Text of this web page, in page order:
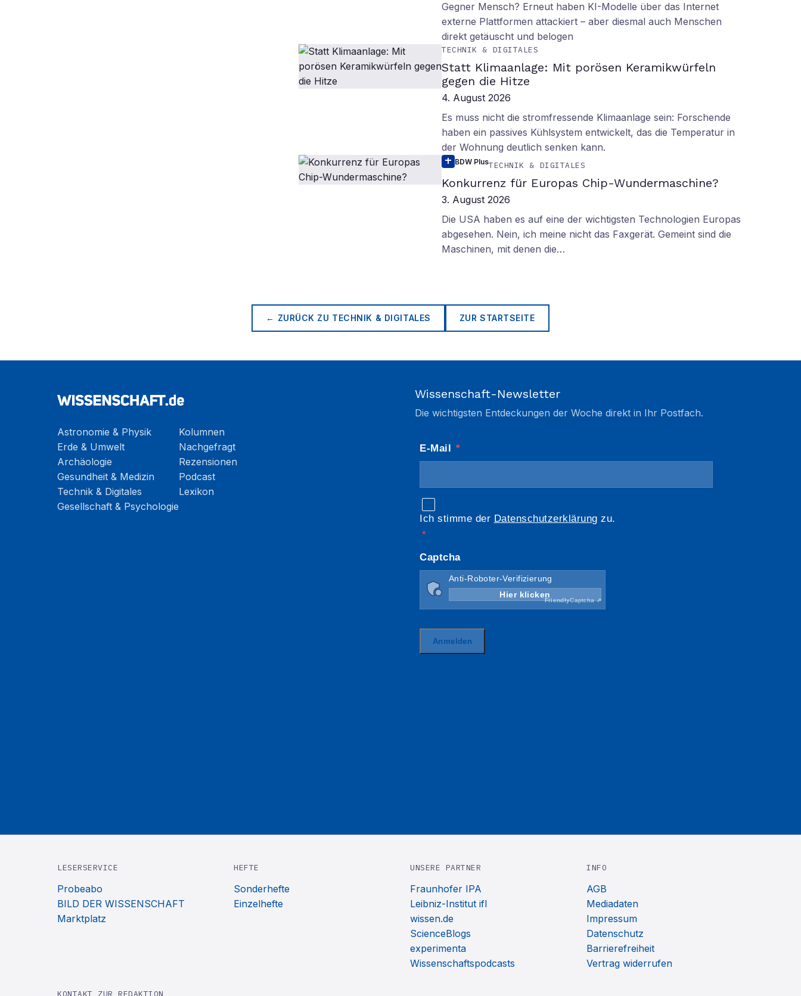
Gegner Mensch? Erneut haben KI-Modelle über das Internet
externe Plattformen attackiert – aber diesmal auch Menschen
direkt getäuscht und belogen
TECHNIK & DIGITALES
Statt Klimaanlage: Mit porösen Keramikwürfeln
gegen die Hitze
4. August 2026
Es muss nicht die stromfressende Klimaanlage sein: Forschende
haben ein passives Kühlsystem entwickelt, das die Temperatur in
der Wohnung deutlich senken kann.
BDW PlusTECHNIK & DIGITALES
Konkurrenz für Europas Chip-Wundermaschine?
3. August 2026
Die USA haben es auf eine der wichtigsten Technologien Europas
abgesehen. Nein, ich meine nicht das Faxgerät. Gemeint sind die
Maschinen, mit denen die…
← ZURÜCK ZU TECHNIK & DIGITALES ZUR STARTSEITE
Astronomie & Physik
Erde & Umwelt
Archäologie
Gesundheit & Medizin
Technik & Digitales
Gesellschaft & Psychologie
Kolumnen
Nachgefragt
Rezensionen
Podcast
Lexikon
Wissenschaft-Newsletter
Die wichtigsten Entdeckungen der Woche direkt in Ihr Postfach.
LESERSERVICE
Probeabo
BILD DER WISSENSCHAFT
Marktplatz
HEFTE
Sonderhefte
Einzelhefte
UNSERE PARTNER
Fraunhofer IPA
Leibniz-Institut ifl
wissen.de
ScienceBlogs
experimenta
Wissenschaftspodcasts
INFO
AGB
Mediadaten
Impressum
Datenschutz
Barrierefreiheit
Vertrag widerrufen
KONTAKT ZUR REDAKTION